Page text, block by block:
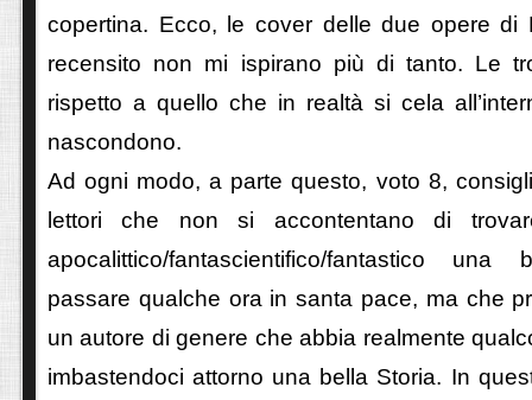
copertina. Ecco, le cover delle due opere di
recensito non mi ispirano più di tanto. Le
rispetto a quello che in realtà si cela
nascondono.
Ad ogni modo, a parte questo, voto 8,
lettori che non si accontentano di
apocalittico/fantascientifico/fantastico
passare qualche ora in santa pace, ma che
un autore di genere che abbia realmente
imbastendoci attorno una bella Storia. In